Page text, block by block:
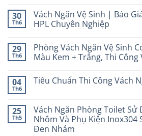
30
Th6
Vách Ngăn Vệ Sinh | Báo
HPL Chuyên Nghiệp
29
Th6
Phòng Vách Ngăn Vệ Sinh
Màu Kem + Trắng, Thi
04
Th6
Tiêu Chuẩn Thi Công Vách
25
Th5
Vách Ngăn Phòng Toilet Sử
Nhôm Và Phụ Kiện Inox304
Đen Nhám